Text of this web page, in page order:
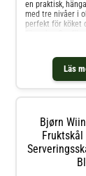
Läs
en praktisk,
med tre nivåer i
perfekt för köket
Ø22,5 cm, Ø25
i stål. Shoppa
Brödlådor och
Bjørn